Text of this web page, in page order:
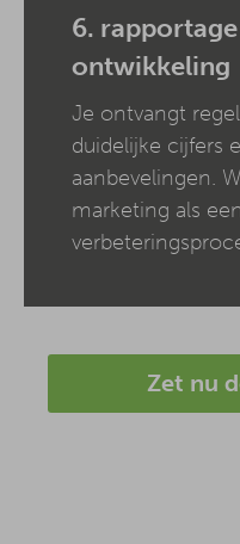
6.
ontwikkeling
Je ontvangt
duidelijke cijfers
aanbevelingen.
marketing als
Zet nu